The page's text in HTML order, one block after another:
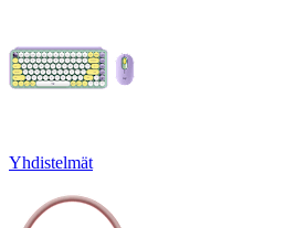
Yhdistelmät